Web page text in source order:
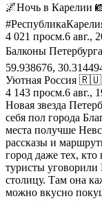
🌌Ночь в Карелии
4 021 просм.6 авг.,
Балконы
59.938676,
Уютная Россия 🇷🇺
4 143 просм.6 авг.,
Новая звезда
себя пол города
места получше
рассказы и
город даже тех,
туристы
столицу. Там она
можно вкусно